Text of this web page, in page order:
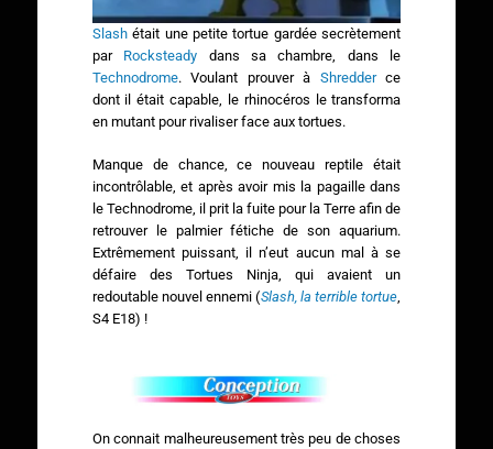
Slashétait une petite tortue gardée secrètement
par Rocksteady dans sa chambre, dans le
Technodrome. Voulant prouver à Shredderce
dont il était capable, le rhinocéros le transforma
en mutant pour rivaliser face aux tortues.
Manque de chance, ce nouveau reptile était
incontrôlable, et après avoir mis la pagaille dans
le Technodrome, il prit la fuite pour la Terre afin de
retrouver le palmier fétiche de son aquarium.
Extrêmement puissant, il n’eut aucun mal à se
défaire des Tortues Ninja, qui avaient un
redoutable nouvel ennemi (Slash, la terrible tortue,
S4 E18) !
On connait malheureusement très peu de choses